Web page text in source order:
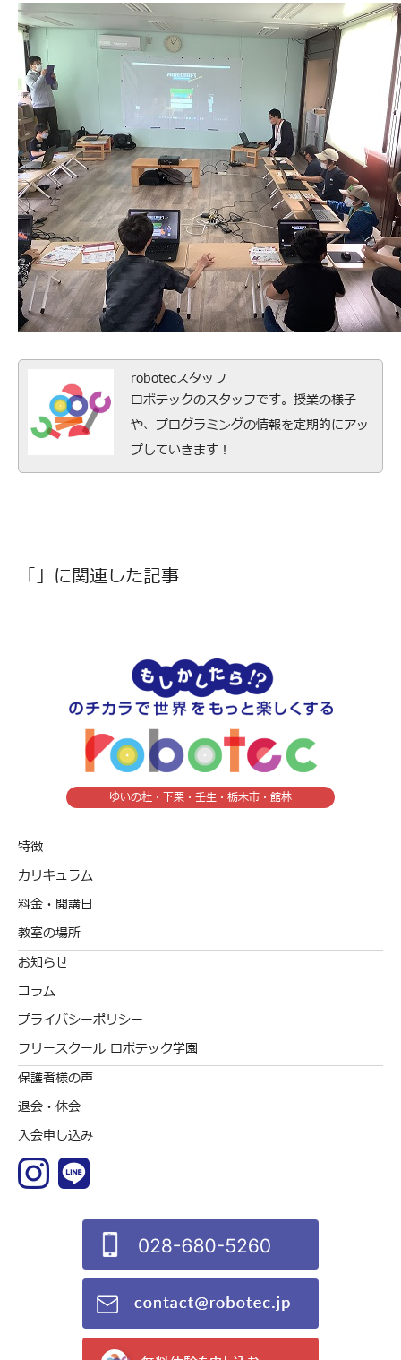
robotecスタッフ
ロボテックのスタッフです。授業の様子
や、プログラミングの情報を定期的にアッ
プしていきます！
「」に関連した記事
ゆいの杜・下栗・壬生・栃木市・館林
特徴
カリキュラム
料金・開講日
教室の場所
お知らせ
コラム
プライバシーポリシー
フリースクール ロボテック学園
保護者様の声
退会・休会
入会申し込み